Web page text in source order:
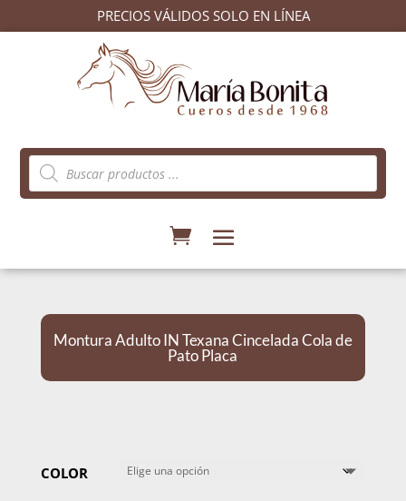
PRECIOS VÁLIDOS SOLO EN LÍNEA
Búsqueda
de
productos
Montura Adulto IN Texana Cincelada Cola de
Pato Placa
COLOR